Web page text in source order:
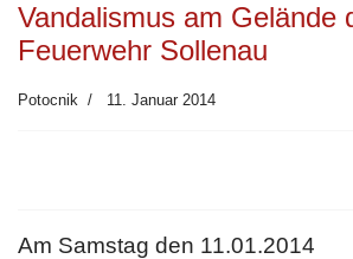
Vandalismus am Gelände
Feuerwehr Sollenau
Potocnik 11. Januar 2014
Am Samstag den 11.01.2014